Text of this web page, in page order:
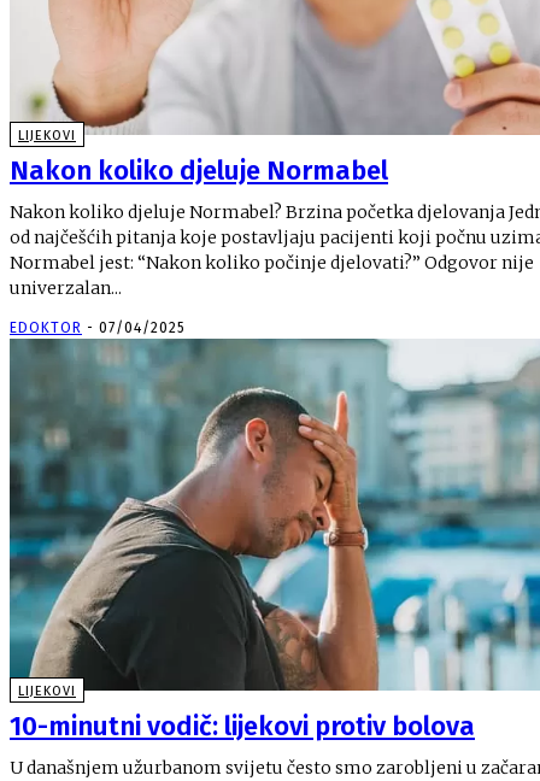
LIJEKOVI
Nakon koliko djeluje Normabel
Nakon koliko djeluje Normabel? Brzina početka djelovanja
od najčešćih pitanja koje postavljaju pacijenti koji počnu
Normabel jest: “Nakon koliko počinje djelovati?” Odgovor nije
univerzalan...
EDOKTOR - 07/04/2025
LIJEKOVI
10-minutni vodič: lijekovi protiv bolova
U današnjem užurbanom svijetu često smo zarobljeni u